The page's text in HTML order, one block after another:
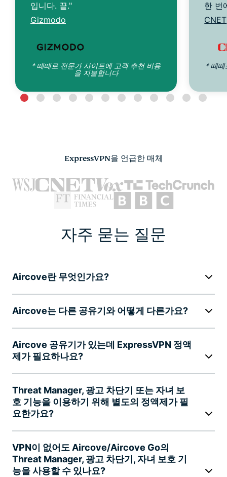
입니다. 끝."
Gizmodo
* 때때로 전문가 사이트에 고객 추천 비용
을 지불합니다
한 번
CNET
* 때때
ExpressVPN을 언급한 매체
자주 묻는 질문
Aircove란 무엇인가요?
Aircove는 다른 공유기와 어떻게 다른가요?
Aircove 공유기가 있는데 ExpressVPN 정액
제가 필요하나요?
Threat Manager, 광고 차단기 또는 자녀 보
호 기능을 이용하기 위해 별도의 정액제가 필
요한가요?
VPN이 없어도 Aircove/Aircove Go의
Threat Manager, 광고 차단기, 자녀 보호 기
능을 사용할 수 있나요?